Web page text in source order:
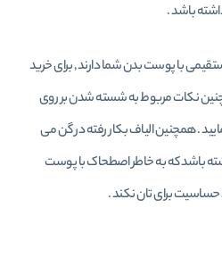
باشد .
با پوست بدن شما دارند , برای خرید
نکات مربوط به شسته شدن بر روی
. همچنین الیاف بکار رفته در گن می
باشد که به خاطر اصطحاک با پوست
برای تان نکند .